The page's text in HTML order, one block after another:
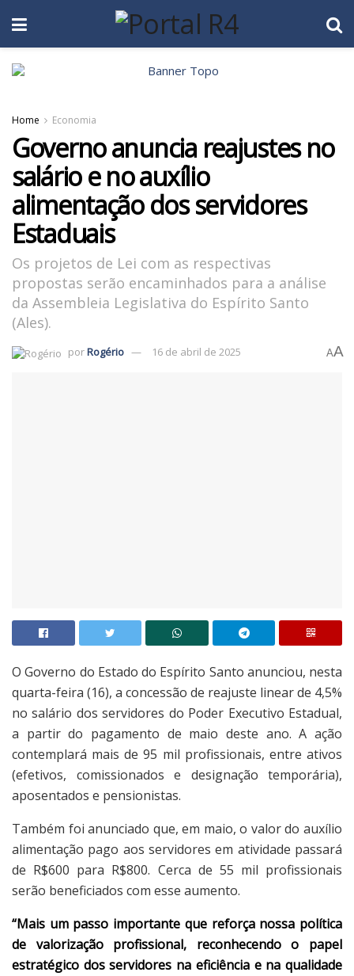
Home Economia
Governo anuncia reajustes no
salário e no auxílio
alimentação dos servidores
Estaduais
Os projetos de Lei com as respectivas
propostas serão encaminhados para a análise
da Assembleia Legislativa do Espírito Santo
(Ales).
porRogério 16 de abril de 2025 AA
O Governo do Estado do Espírito Santo anunciou, nesta
quarta-feira (16), a concessão de reajuste linear de 4,5%
no salário dos servidores do Poder Executivo Estadual,
a partir do pagamento de maio deste ano. A ação
contemplará mais de 95 mil profissionais, entre ativos
(efetivos, comissionados e designação temporária),
aposentados e pensionistas.
Também foi anunciado que, em maio, o valor do auxílio
alimentação pago aos servidores em atividade passará
de R$600 para R$800. Cerca de 55 mil profissionais
serão beneficiados com esse aumento.
“Mais um passo importante que reforça nossa política
de valorização profissional, reconhecendo o papel
estratégico dos servidores na eficiência e na qualidade